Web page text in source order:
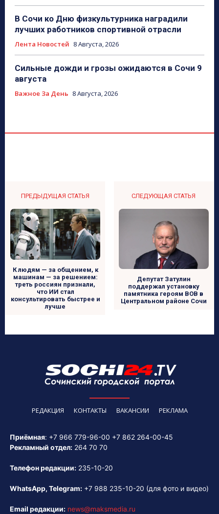
В Сочи ко Дню физкультурника наградили
лучших работников спортивной отрасли
Лента Новостей 8 Августа, 2026
Сильные дожди и грозы ожидаются в Сочи 9
августа
Важное За День 8 Августа, 2026
ПРЕДЫДУЩАЯ СТАТЬЯ
К людям — за общением, к
машинам — за решением:
треть россиян признали,
что ИИ стал
консультировать быстрее и
лучше
СЛЕДУЮЩАЯ СТАТЬЯ
Депутат Затулин
поддержал установку
памятника героям ВОВ в
Центральном районе Сочи
РЕДАКЦИЯ КОНТАКТЫ ВАКАНСИИ РЕКЛАМА
Приёмная: +7 966 779-96-00 +7 862 264-00-45
Рекламный отдел: 264 70 70
Телефон редакции: 235-10-20
WhatsApp, Telegram: +7 988 235-10-20 (для фото и видео)
Email редакции: news@maksmedia.ru